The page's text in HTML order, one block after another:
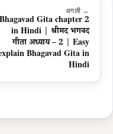
अगली →
Bhagavad Gita chapter 2
in Hindi | श्रीमद भगवद
गीता अध्याय – 2 | Easy
Bhagavad Gita in
Hindi